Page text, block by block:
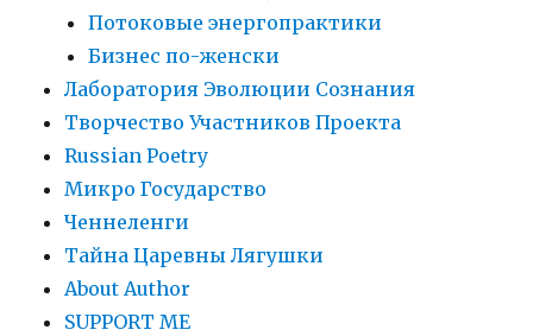
Потоковые энергопрактики
Бизнес по-женски
Лаборатория Эволюции Сознания
Творчество Участников Проекта
Russian Poetry
Микро Государство
Ченнеленги
Тайна Царевны Лягушки
About Author
SUPPORT ME